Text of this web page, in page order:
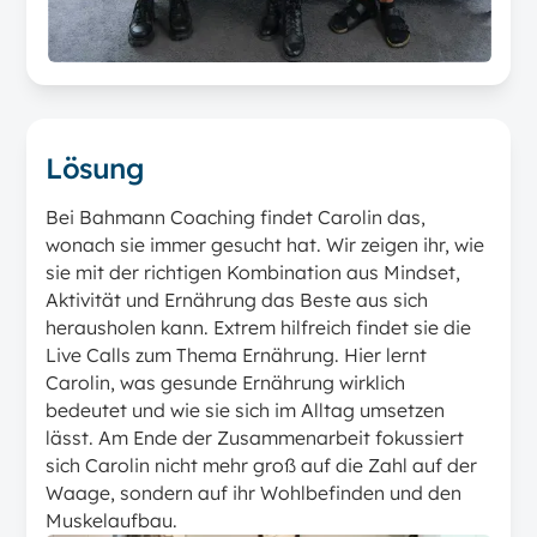
Lösung
Bei Bahmann Coaching findet Carolin das,
wonach sie immer gesucht hat. Wir zeigen ihr, wie
sie mit der richtigen Kombination aus Mindset,
Aktivität und Ernährung das Beste aus sich
herausholen kann. Extrem hilfreich findet sie die
Live Calls zum Thema Ernährung. Hier lernt
Carolin, was gesunde Ernährung wirklich
bedeutet und wie sie sich im Alltag umsetzen
lässt. Am Ende der Zusammenarbeit fokussiert
sich Carolin nicht mehr groß auf die Zahl auf der
Waage, sondern auf ihr Wohlbefinden und den
Muskelaufbau.